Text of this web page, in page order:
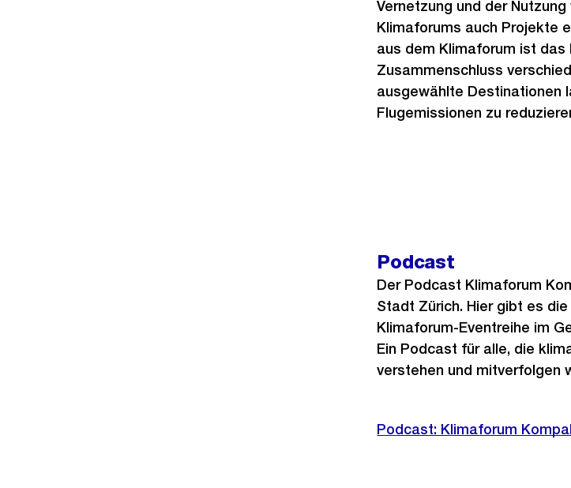
Vernetzung und der
Klimaforums auch Projekte
aus dem Klimaforum ist das
Zusammenschluss
ausgewählte Destinationen
Flugemissionen zu
Podcast
Der Podcast Klimaforum
Stadt Zürich. Hier gibt es
Klimaforum-Eventreihe im
Ein Podcast für alle, die
verstehen und mitverfolgen
Externer
Link:
Podcast: Klimaforum